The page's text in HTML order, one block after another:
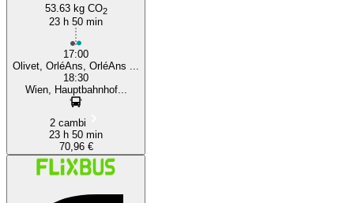
53.63 kg CO2
23 h 50 min
17:00
Olivet, OrléAns, OrléAns ...
18:30
Wien, Hauptbahnhof...
2 cambi
23 h 50 min
70,96 €